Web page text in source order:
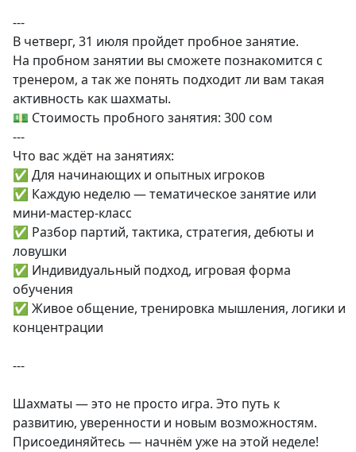
---
В четверг, 31 июля пройдет пробное занятие.
На пробном занятии вы сможете познакомится с
тренером, а так же понять подходит ли вам такая
активность как шахматы.
💵 Стоимость пробного занятия: 300 сом
---
Что вас ждёт на занятиях:
✅ Для начинающих и опытных игроков
✅ Каждую неделю — тематическое занятие или
мини-мастер-класс
✅ Разбор партий, тактика, стратегия, дебюты и
ловушки
✅ Индивидуальный подход, игровая форма
обучения
✅ Живое общение, тренировка мышления, логики и
концентрации
---
Шахматы — это не просто игра. Это путь к
развитию, уверенности и новым возможностям.
Присоединяйтесь — начнём уже на этой неделе!